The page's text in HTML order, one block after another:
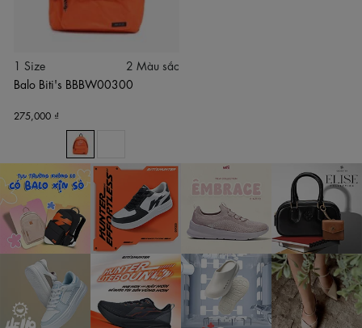
1 Size
2 Màu sắc
Balo Biti's BBBW00300
275,000 ₫